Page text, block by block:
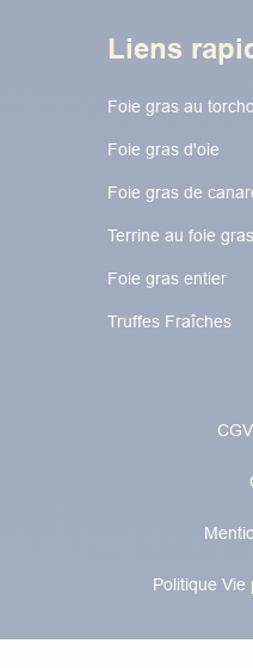
Liens
Foie gras au
Foie gras d'oie
Foie gras de
Terrine au foie gras
Foie gras entier
Truffes Fraîches
Politique Vie